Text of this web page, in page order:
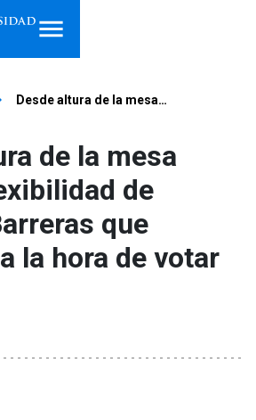
e
Desde altura de la mesa…
de la mesa
de
que
la hora de votar